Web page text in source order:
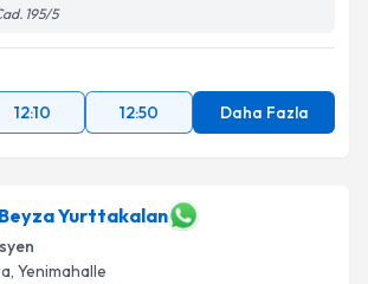
195/5
12:10 12:50 Daha Fazla
Yurttakalan
, Yenimahalle